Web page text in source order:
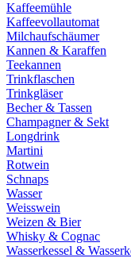
Kaffeemühle
Kaffeevollautomat
Milchaufschäumer
Kannen & Karaffen
Teekannen
Trinkflaschen
Trinkgläser
Becher & Tassen
Champagner & Sekt
Longdrink
Martini
Rotwein
Schnaps
Wasser
Weisswein
Weizen & Bier
Whisky & Cognac
Wasserkessel &